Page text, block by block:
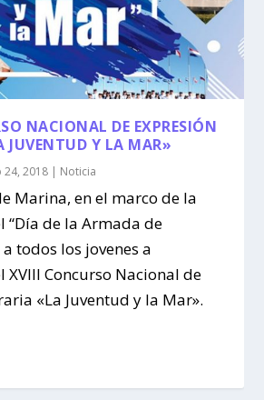
NACIONAL DE EXPRESIÓN
JUVENTUD Y LA MAR»
24, 2018 | Noticia
Marina, en el marco de la
“Día de la Armada de
todos los jovenes a
Concurso Nacional de
«La Juventud y la Mar».